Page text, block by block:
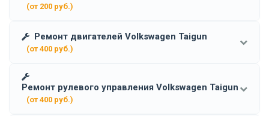
(от 200 руб.)
Ремонт двигателей Volkswagen Taigun
(от 400 руб.)
Ремонт рулевого управления Volkswagen Taigun
(от 400 руб.)